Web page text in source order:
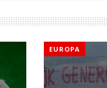
EUROPA